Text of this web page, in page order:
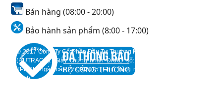
Bán hàng (08:00 - 20:00)
Bảo hành sản phẩm (8:00 - 17:00)
© 2017 Công Ty Cổ Phần Đầu Tư Thương Mại Và Xây DỰng Huỳnh Trần
(HUTRACO). Giấy chứng nhận ĐKKD số: 0312298046 do Sở KH&ĐT
TPHCM ngày cấp 27/09/2015 |Chịu trách nhiệm nội dung: Huỳnh Quốc
Trinh.